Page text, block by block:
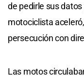
de pedirle sus
motociclista
persecución con
Las motos